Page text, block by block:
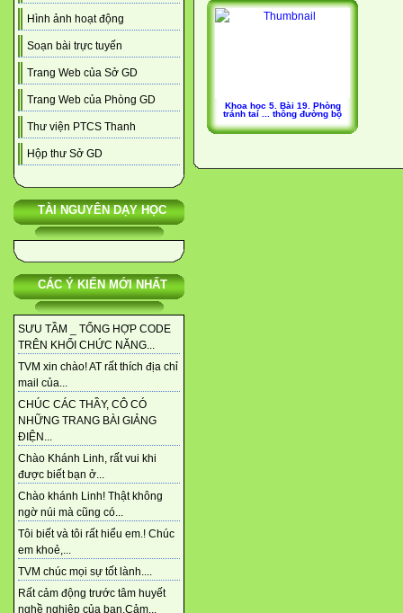
Hình ảnh hoạt động
Soạn bài trực tuyến
Trang Web của Sở GD
Trang Web của Phòng GD
Thư viện PTCS Thanh
Hộp thư Sở GD
TÀI NGUYÊN DẠY HỌC
CÁC Ý KIẾN MỚI NHẤT
SƯU TẦM _ TỔNG HỢP CODE
TRÊN KHỐI CHỨC NĂNG...
TVM xin chào! AT rất thích địa chỉ
mail của...
CHÚC CÁC THẦY, CÔ CÓ
NHỮNG TRANG BÀI GIẢNG
ĐIỆN...
Chào Khánh Linh, rất vui khi
được biết bạn ở...
Chào khánh Linh! Thật không
ngờ núi mà cũng có...
Tôi biết và tôi rất hiểu em.! Chúc
em khoẻ,...
TVM chúc mọi sự tốt lành....
Rất cảm động trước tâm huyết
nghề nghiệp của bạn.Cảm...
Khoa học 5. Bài 19. Phòng
tránh tai ... thông đường bộ